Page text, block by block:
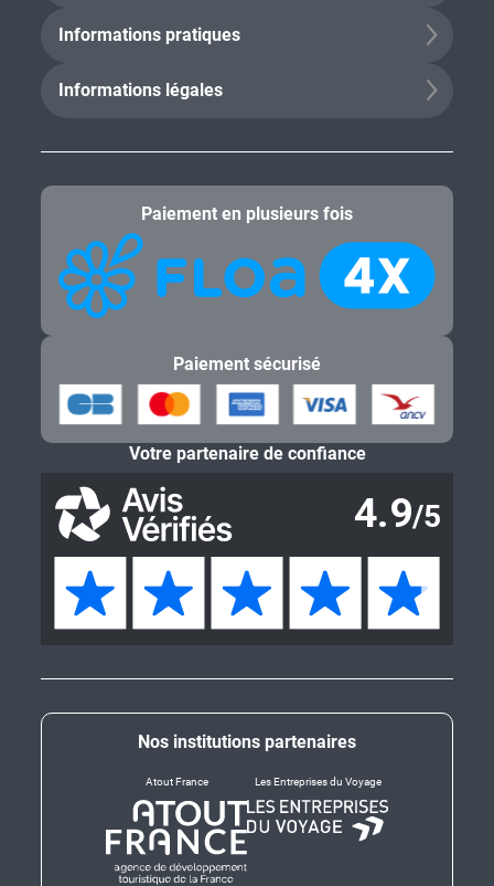
Informations pratiques
Informations légales
Nos institutions partenaires
Atout France Les Entreprises du Voyage
Paiement en plusieurs fois
Paiement sécurisé
Votre partenaire de confiance